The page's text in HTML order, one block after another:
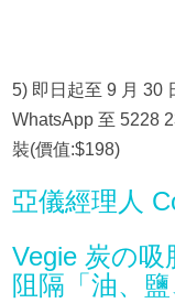
5) 即日起至 9 月 30
WhatsApp 至 5228
裝(價值:$198)
亞儀經理人
Vegie 炭の吸
阻隔「油、鹽